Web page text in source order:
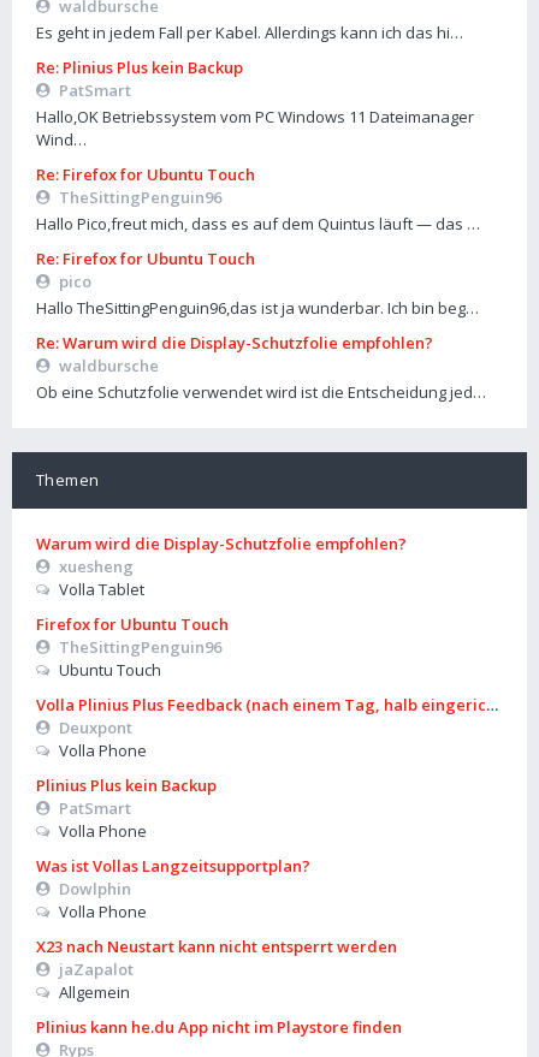
waldbursche
Es geht in jedem Fall per Kabel. Allerdings kann ich das hi…
Re: Plinius Plus kein Backup
PatSmart
Hallo,OK Betriebssystem vom PC Windows 11 Dateimanager
Wind…
Re: Firefox for Ubuntu Touch
TheSittingPenguin96
Hallo Pico,freut mich, dass es auf dem Quintus läuft — das …
Re: Firefox for Ubuntu Touch
pico
Hallo TheSittingPenguin96,das ist ja wunderbar. Ich bin beg…
Re: Warum wird die Display-Schutzfolie empfohlen?
waldbursche
Ob eine Schutzfolie verwendet wird ist die Entscheidung jed…
Themen
Warum wird die Display-Schutzfolie empfohlen?
xuesheng
Volla Tablet
Firefox for Ubuntu Touch
TheSittingPenguin96
Ubuntu Touch
Volla Plinius Plus Feedback (nach einem Tag, halb eingerichtet)
Deuxpont
Volla Phone
Plinius Plus kein Backup
PatSmart
Volla Phone
Was ist Vollas Langzeitsupportplan?
Dowlphin
Volla Phone
X23 nach Neustart kann nicht entsperrt werden
jaZapalot
Allgemein
Plinius kann he.du App nicht im Playstore finden
Ryps